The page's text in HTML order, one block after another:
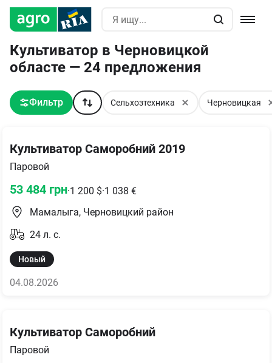
Культиватор в Черновицкой
областе — 24 предложения
Фильтр Сельхозтехника Черновицкая
Культиватор Саморобний 2019
Паровой
53 484 грн·1 200 $·1 038 €
Мамалыга, Черновицкий район
24 л. с.
Новый
04.08.2026
Культиватор Саморобний
Паровой